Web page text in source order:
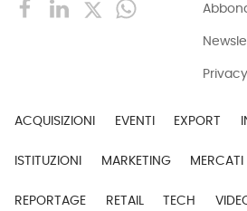
ACQUISIZIONI EVENTI EXPORT
ISTITUZIONI MARKETING MERCATI
REPORTAGE RETAIL TECH